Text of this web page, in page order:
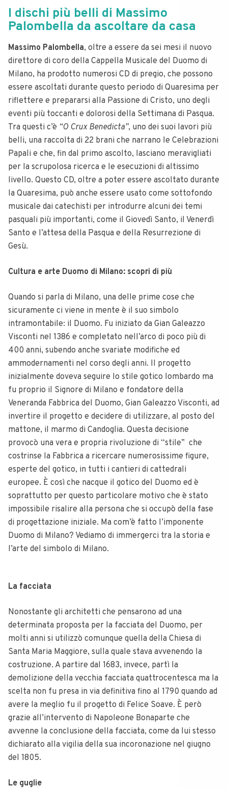
I dischi più belli di Massimo
Palombella da ascoltare da casa
Massimo Palombella, oltre a essere da sei mesi il nuovo
direttore di coro della Cappella Musicale del Duomo di
Milano, ha prodotto numerosi CD di pregio, che possono
essere ascoltati durante questo periodo di Quaresima per
riflettere e prepararsi alla Passione di Cristo, uno degli
eventi più toccanti e dolorosi della Settimana di Pasqua.
Tra questi c’è “O Crux Benedicta”, uno dei suoi lavori più
belli, una raccolta di 22 brani che narrano le Celebrazioni
Papali e che, fin dal primo ascolto, lasciano meravigliati
per la scrupolosa ricerca e le esecuzioni di altissimo
livello. Questo CD, oltre a poter essere ascoltato durante
la Quaresima, può anche essere usato come sottofondo
musicale dai catechisti per introdurre alcuni dei temi
pasquali più importanti, come il Giovedì Santo, il Venerdì
Santo e l’attesa della Pasqua e della Resurrezione di
Gesù.
Cultura e arte Duomo di Milano: scopri di più
Quando si parla di Milano, una delle prime cose che
sicuramente ci viene in mente è il suo simbolo
intramontabile: il Duomo. Fu iniziato da Gian Galeazzo
Visconti nel 1386 e completato nell’arco di poco più di
400 anni, subendo anche svariate modifiche ed
ammodernamenti nel corso degli anni. Il progetto
inizialmente doveva seguire lo stile gotico lombardo ma
fu proprio il Signore di Milano e fondatore della
Veneranda Fabbrica del Duomo, Gian Galeazzo Visconti, ad
invertire il progetto e decidere di utilizzare, al posto del
mattone, il marmo di Candoglia. Questa decisione
provocò una vera e propria rivoluzione di “stile” che
costrinse la Fabbrica a ricercare numerosissime figure,
esperte del gotico, in tutti i cantieri di cattedrali
europee. È così che nacque il gotico del Duomo ed è
soprattutto per questo particolare motivo che è stato
impossibile risalire alla persona che si occupò della fase
di progettazione iniziale. Ma com’è fatto l’imponente
Duomo di Milano? Vediamo di immergerci tra la storia e
l’arte del simbolo di Milano.
La facciata
Nonostante gli architetti che pensarono ad una
determinata proposta per la facciata del Duomo, per
molti anni si utilizzò comunque quella della Chiesa di
Santa Maria Maggiore, sulla quale stava avvenendo la
costruzione. A partire dal 1683, invece, partì la
demolizione della vecchia facciata quattrocentesca ma la
scelta non fu presa in via definitiva fino al 1790 quando ad
avere la meglio fu il progetto di Felice Soave. È però
grazie all’intervento di Napoleone Bonaparte che
avvenne la conclusione della facciata, come da lui stesso
dichiarato alla vigilia della sua incoronazione nel giugno
del 1805.
Le guglie